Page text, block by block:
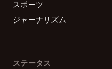
スポーツ
ジャーナリズム
ステータス